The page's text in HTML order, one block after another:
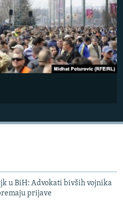
u BiH: Advokati bivših vojnika
prijave